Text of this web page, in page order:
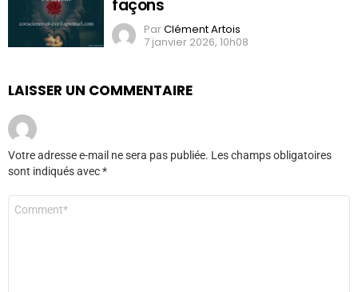
façons
ParClément Artois
7 janvier 2026, 10h08
LAISSER UN COMMENTAIRE
Votre adresse e-mail ne sera pas publiée. Les champs obligatoires
sont indiqués avec*
Commentaire